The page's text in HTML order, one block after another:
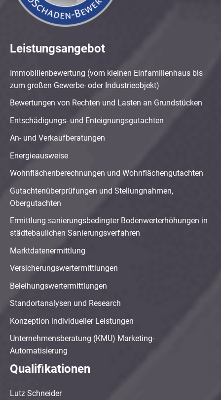
Leistungsangebot
Immobilienbewertung (vom kleinen Einfamilienhaus bis
zum großen Gewerbe- oder Industrieobjekt)
Bewertungen von Rechten und Lasten an Grundstücken
Entschädigungs- und Enteignungsgutachten
An- und Verkaufberatungen
Energieausweise
Wohnflächenberechnungen und Wohnflächengutachten
Gutachtenüberprüfungen und Stellungnahmen,
Obergutachten
Ermittlung sanierungsbedingter Bodenwerterhöhungen in
städtebaulichen Sanierungsverfahren
Marktdatenermittlung
Versicherungswertermittlungen
Beleihungswertermittlungen
Standortanalysen und Research
Konzeption individueller Leistungen
Unternehmensberatung (KMU) Marketing-
Automatisierung
Qualifikationen
Lutz Schneider